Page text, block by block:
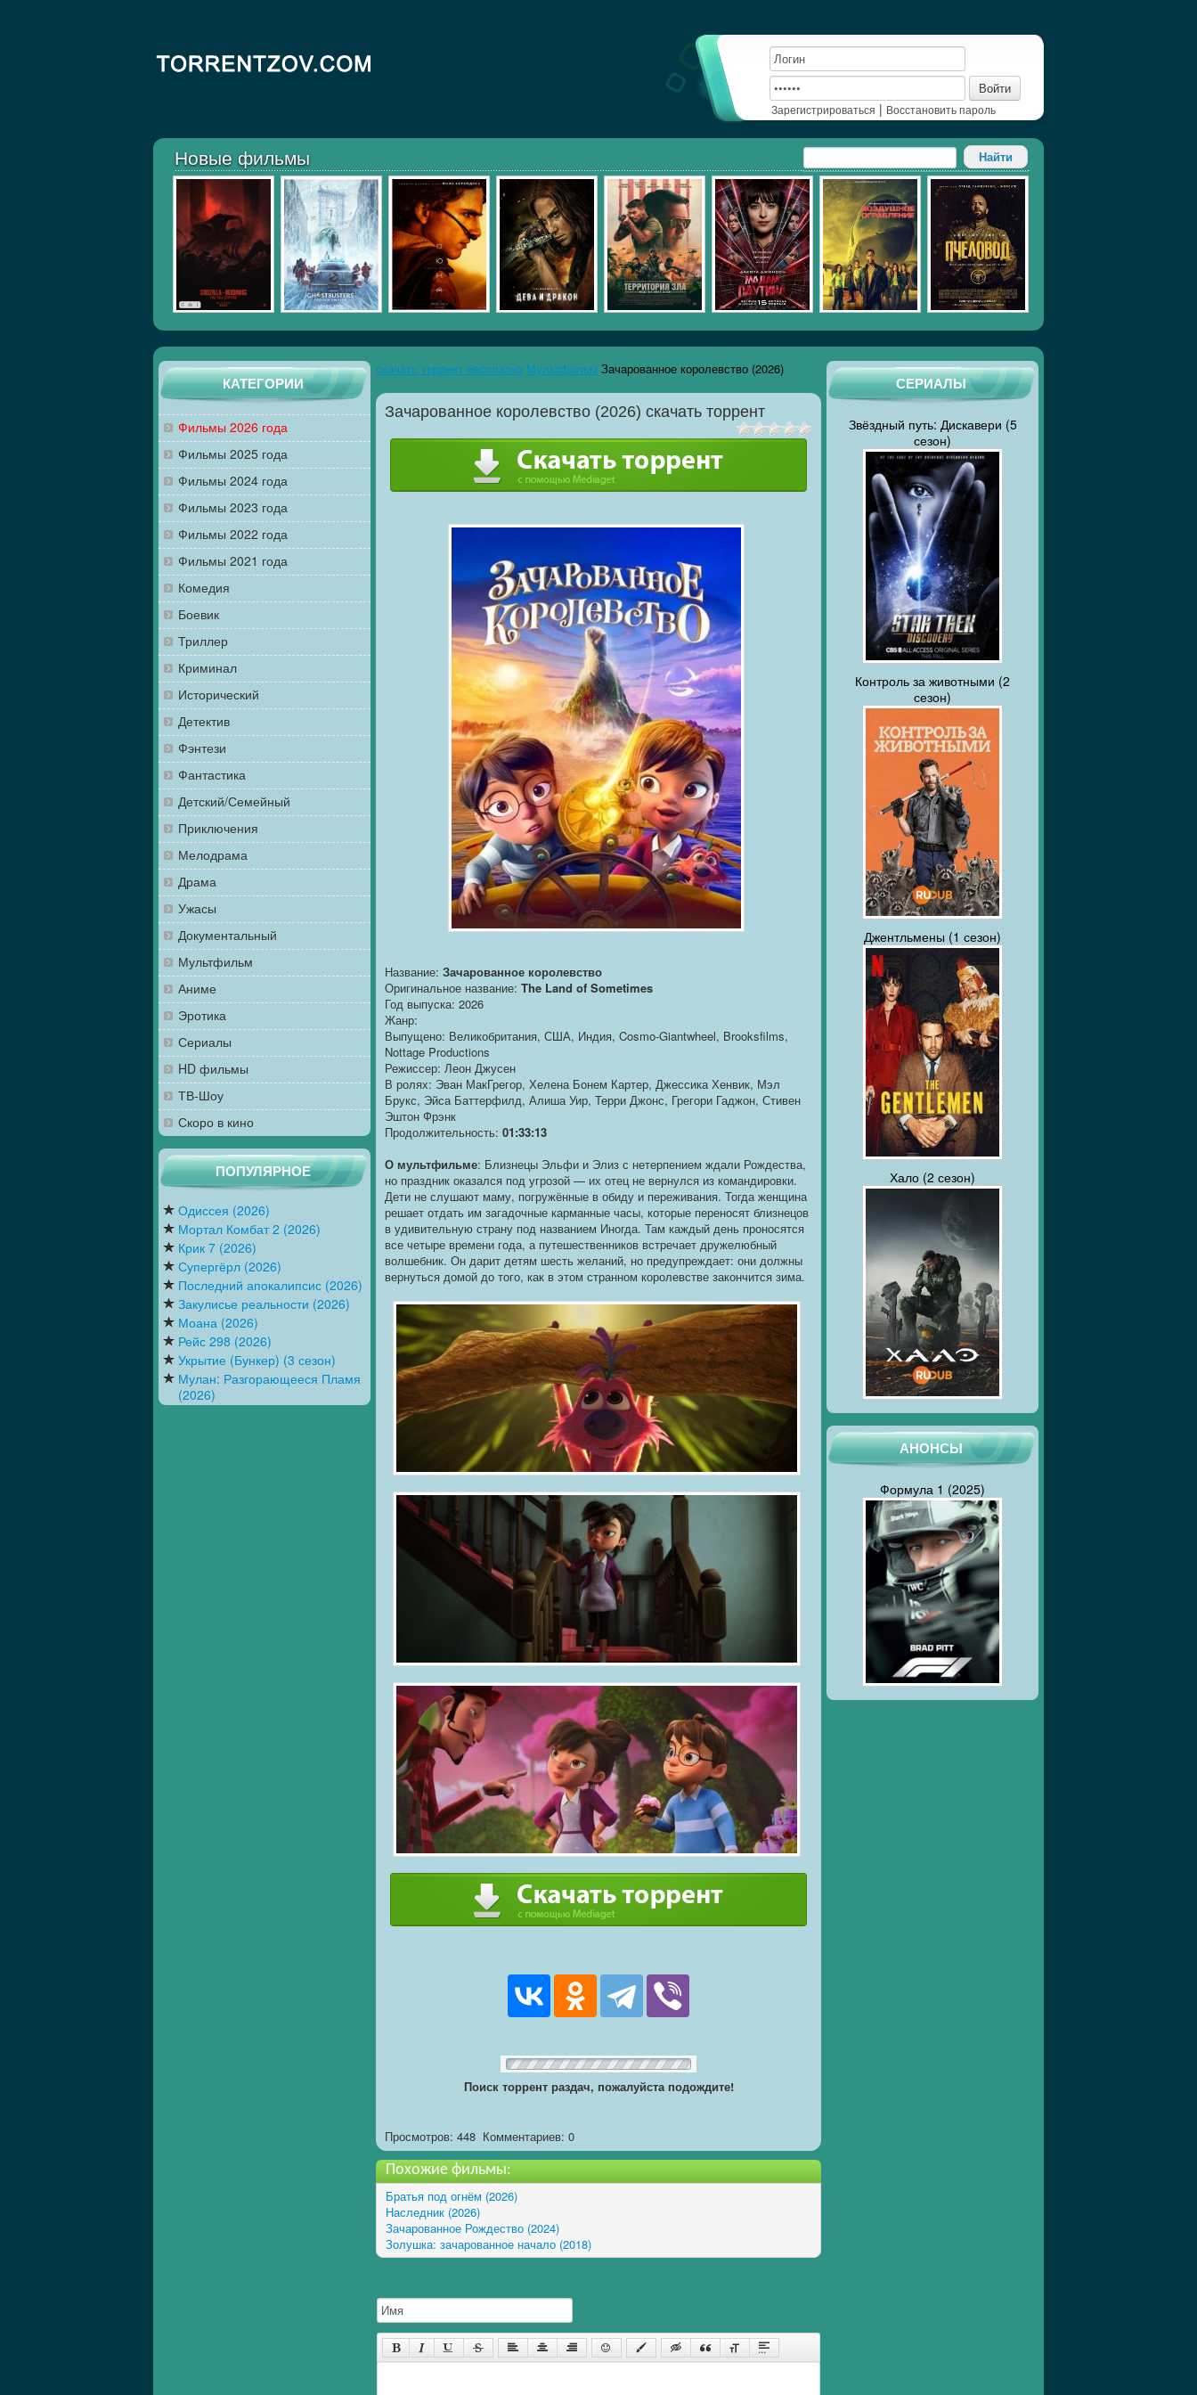
Войти
Зарегистрироваться | Восстановить пароль
Новые фильмы
СЕРИАЛЫ
Звёздный путь: Дискавери (5
сезон)
Контроль за животными (2
сезон)
Джентльмены (1 сезон)
Хало (2 сезон)
АНОНСЫ
Формула 1 (2025)
КАТЕГОРИИ
Фильмы 2026 года
Фильмы 2025 года
Фильмы 2024 года
Фильмы 2023 года
Фильмы 2022 года
Фильмы 2021 года
Комедия
Боевик
Триллер
Криминал
Исторический
Детектив
Фэнтези
Фантастика
Детский/Семейный
Приключения
Мелодрама
Драма
Ужасы
Документальный
Мультфильм
Аниме
Эротика
Сериалы
HD фильмы
ТВ-Шоу
Скоро в кино
ПОПУЛЯРНОЕ
Одиссея (2026)
Мортал Комбат 2 (2026)
Крик 7 (2026)
Супергёрл (2026)
Последний апокалипсис (2026)
Закулисье реальности (2026)
Моана (2026)
Рейс 298 (2026)
Укрытие (Бункер) (3 сезон)
Мулан: Разгорающееся Пламя
(2026)
скачать торрент бесплатно Мультфильм Зачарованное королевство (2026)
Зачарованное королевство (2026) скачать торрент
Название: Зачарованное королевство
Оригинальное название: The Land of Sometimes
Год выпуска: 2026
Жанр:
Выпущено: Великобритания, США, Индия, Cosmo-Giantwheel, Brooksfilms,
Nottage Productions
Режиссер: Леон Джусен
В ролях: Эван МакГрегор, Хелена Бонем Картер, Джессика Хенвик, Мэл
Брукс, Эйса Баттерфилд, Алиша Уир, Терри Джонс, Грегори Гаджон, Стивен
Эштон Фрэнк
Продолжительность: 01:33:13
О мультфильме: Близнецы Эльфи и Элиз с нетерпением ждали Рождества,
но праздник оказался под угрозой — их отец не вернулся из командировки.
Дети не слушают маму, погружённые в обиду и переживания. Тогда женщина
решает отдать им загадочные карманные часы, которые переносят близнецов
в удивительную страну под названием Иногда. Там каждый день проносятся
все четыре времени года, а путешественников встречает дружелюбный
волшебник. Он дарит детям шесть желаний, но предупреждает: они должны
вернуться домой до того, как в этом странном королевстве закончится зима.
Поиск торрент раздач, пожалуйста подождите!
Просмотров: 448 Комментариев: 0
Похожие фильмы:
Братья под огнём (2026)
Наследник (2026)
Зачарованное Рождество (2024)
Золушка: зачарованное начало (2018)